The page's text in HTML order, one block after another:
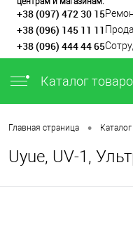
+38 (097) 472 30 15
+38 (096) 145 11 11
+38 (096) 444 44 65
Каталог
Главная страница •
Uyue, UV-1,